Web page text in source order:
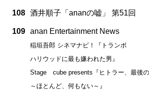
108 酒井順子「ananの嘘」 第51回
109 anan Entertainment News
稲垣吾郎 シネマナビ！『トランボ
ハリウッドに最も嫌われた男』
Stage cube presents『ヒトラー、最後
～ほとんど、何もない～』